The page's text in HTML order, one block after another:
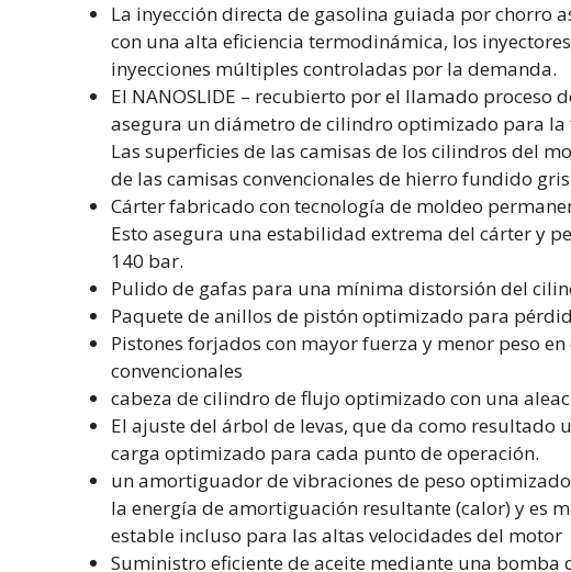
La inyección directa de gasolina guiada por chorro
con una alta eficiencia termodinámica, los
inyecciones múltiples controladas por la demanda.
El NANOSLIDE – recubierto por el llamado proceso
asegura un diámetro de cilindro optimizado para
Las superficies de las camisas de los cilindros del
de las camisas convencionales de hierro fundido
Cárter fabricado con tecnología de moldeo
Esto asegura una estabilidad extrema del cárter y
140 bar.
Pulido de gafas para una mínima distorsión del
Paquete de anillos de pistón optimizado para
Pistones forjados con mayor fuerza y menor peso
convencionales
cabeza de cilindro de flujo optimizado con una
El ajuste del árbol de levas, que da como resultado
carga optimizado para cada punto de operación.
un amortiguador de vibraciones de peso
la energía de amortiguación resultante (calor) y es
estable incluso para las altas velocidades del motor
Suministro eficiente de aceite mediante una